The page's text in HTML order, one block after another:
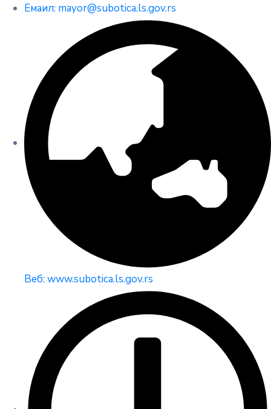
Емаил: mayor@subotica.ls.gov.rs
Веб: www.subotica.ls.gov.rs